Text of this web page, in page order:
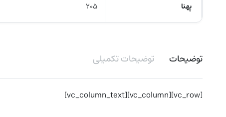
پهنا ۲۰۵
توضیحات توضیحات تکمیلی
[vc_row][vc_column][vc_column_text]